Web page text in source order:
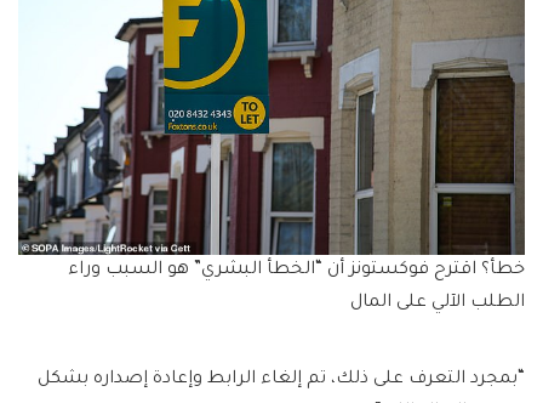
خطأ؟ اقترح فوكستونز أن “الخطأ البشري” هو السبب وراء
الطلب الآلي على المال
“بمجرد التعرف على ذلك، تم إلغاء الرابط وإعادة إصداره بشكل